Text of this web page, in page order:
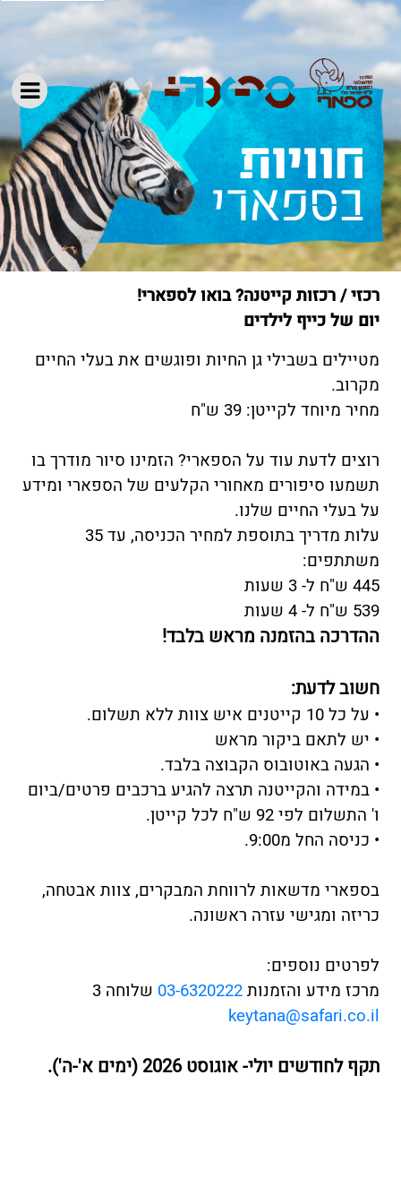
חוויות
בספארי
רכזי / רכזות קייטנה? בואו לספארי!
יום של כייף לילדים
מטיילים בשבילי גן החיות ופוגשים את בעלי החיים
מקרוב.
מחיר מיוחד לקייטן: 39 ש"ח
רוצים לדעת עוד על הספארי? הזמינו סיור מודרך בו
תשמעו סיפורים מאחורי הקלעים של הספארי ומידע
על בעלי החיים שלנו.
עלות מדריך בתוספת למחיר הכניסה, עד 35
משתתפים:
445 ש"ח ל- 3 שעות
539 ש"ח ל- 4 שעות
ההדרכה בהזמנה מראש בלבד!
חשוב לדעת:
• על כל 10 קייטנים איש צוות ללא תשלום.
• יש לתאם ביקור מראש
• הגעה באוטובוס הקבוצה בלבד.
• במידה והקייטנה תרצה להגיע ברכבים פרטים/ביום
ו' התשלום לפי 92 ש"ח לכל קייטן.
• כניסה החל מ9:00.
בספארי מדשאות לרווחת המבקרים, צוות אבטחה,
כריזה ומגישי עזרה ראשונה.
לפרטים נוספים:
מרכז מידע והזמנות03-6320222 שלוחה 3
keytana@safari.co.il
תקף לחודשים יולי- אוגוסט 2026 (ימים א'-ה').